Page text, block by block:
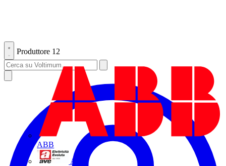
Produttore 12
ABB
AVE